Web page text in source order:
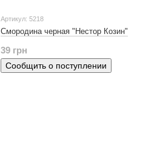
Артикул: 5218
Смородина черная "Нестор Козин"
39 грн
Сообщить о поступлении